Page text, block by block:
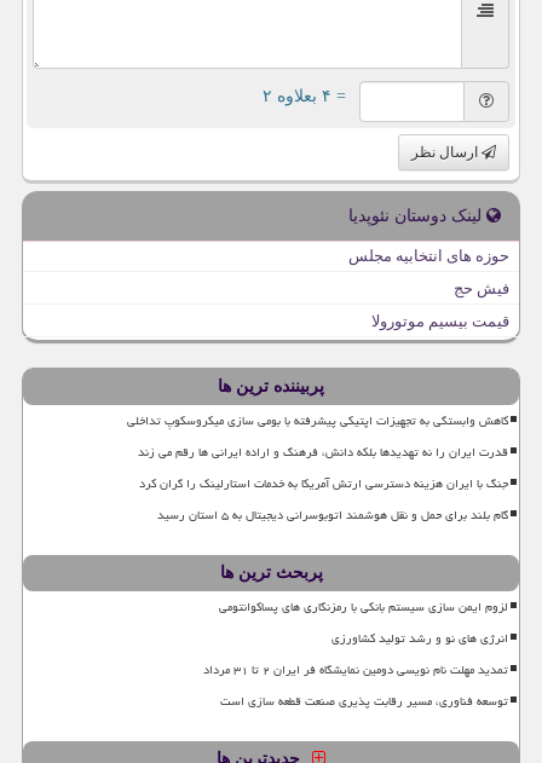
= ۴ بعلاوه ۲
ارسال نظر
لینک دوستان نئوپدیا
حوزه های انتخابیه مجلس
فیش حج
قیمت بیسیم موتورولا
پربیننده ترین ها
کاهش وابستگی به تجهیزات اپتیکی پیشرفته با بومی سازی میکروسکوپ تداخلی
قدرت ایران را نه تهدیدها بلکه دانش، فرهنگ و اراده ایرانی ها رقم می زند
جنگ با ایران هزینه دسترسی ارتش آمریکا به خدمات استارلینک را گران کرد
گام بلند برای حمل و نقل هوشمند اتوبوسرانی دیجیتال به ۵ استان رسید
پربحث ترین ها
لزوم ایمن سازی سیستم بانکی با رمزنگاری های پساکوانتومی
انرژی های نو و رشد تولید کشاورزی
تمدید مهلت نام نویسی دومین نمایشگاه فر ایران ۲ تا ۳۱ مرداد
توسعه فناوری، مسیر رقابت پذیری صنعت قطعه سازی است
جدیدترین ها